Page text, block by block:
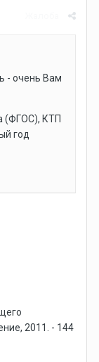
- очень Вам
(ФГОС), КТП
год
2011. - 144